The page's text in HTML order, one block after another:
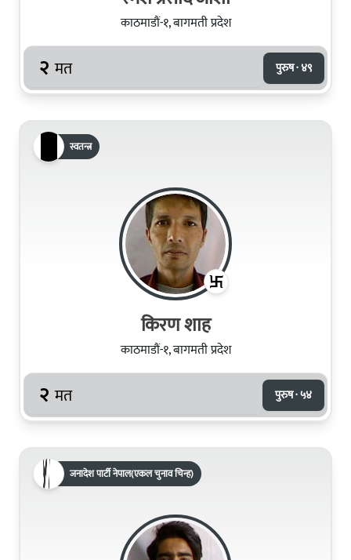
काठमाडौं-१, बागमती प्रदेश
२ मत पुरुष · ४९
स्वतन्त्र
किरण शाह
काठमाडौं-१, बागमती प्रदेश
२ मत पुरुष · ५४
जनादेश पार्टी नेपाल(एकल चुनाव चिन्ह)